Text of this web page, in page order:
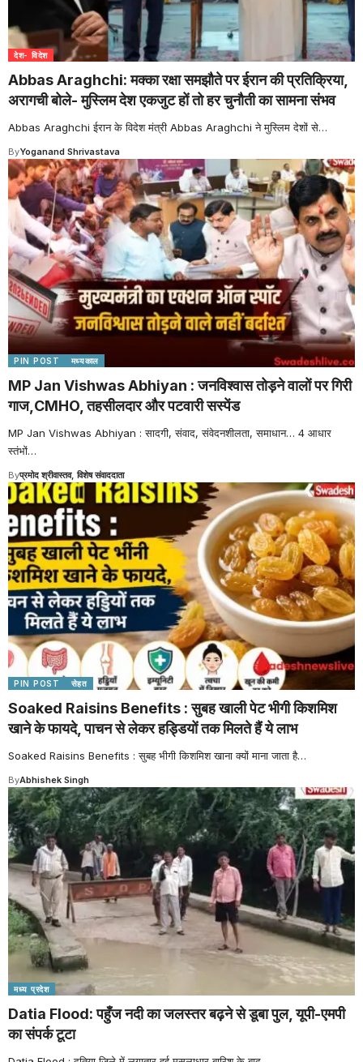
देश- विदेश
Abbas Araghchi: मक्का रक्षा समझौते पर ईरान की प्रतिक्रिया,
अरागची बोले- मुस्लिम देश एकजुट हों तो हर चुनौती का सामना संभव
Abbas Araghchi ईरान के विदेश मंत्री Abbas Araghchi ने मुस्लिम देशों से…
ByYoganand Shrivastava
PIN POST मध्यकाल
MP Jan Vishwas Abhiyan : जनविश्वास तोड़ने वालों पर गिरी
गाज,CMHO, तहसीलदार और पटवारी सस्पेंड
MP Jan Vishwas Abhiyan : सादगी, संवाद, संवेदनशीलता, समाधान… 4 आधार
स्तंभों…
Byप्रमोद श्रीवास्तव, विशेष संवाददाता
PIN POST सेहत
Soaked Raisins Benefits : सुबह खाली पेट भीगी किशमिश
खाने के फायदे, पाचन से लेकर हड्डियों तक मिलते हैं ये लाभ
Soaked Raisins Benefits : सुबह भीगी किशमिश खाना क्यों माना जाता है…
ByAbhishek Singh
मध्य प्रदेश
Datia Flood: पहुँज नदी का जलस्तर बढ़ने से डूबा पुल, यूपी-एमपी
का संपर्क टूटा